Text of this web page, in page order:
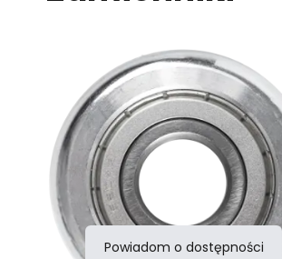
Powiadom o dostępności